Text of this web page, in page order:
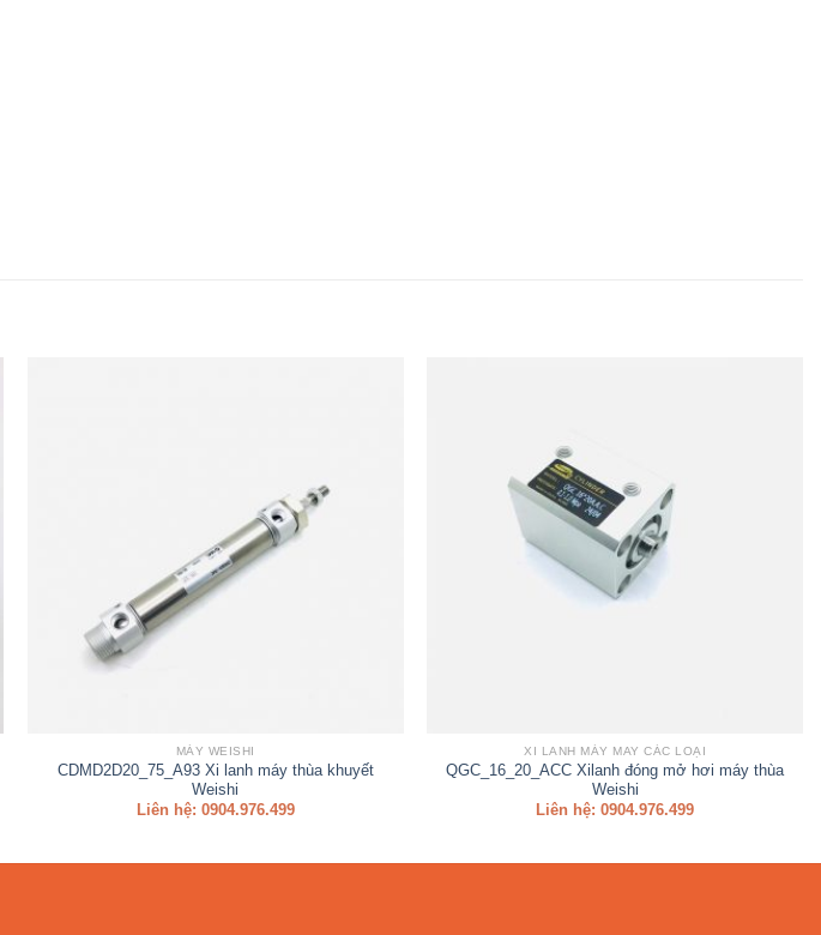
MÁY WEISHI
CDMD2D20_75_A93 Xi lanh máy thùa khuyết
Weishi
Liên hệ: 0904.976.499
XI LANH MÁY MAY CÁC LOẠI
QGC_16_20_ACC Xilanh đóng mở hơi máy thùa
Weishi
Liên hệ: 0904.976.499